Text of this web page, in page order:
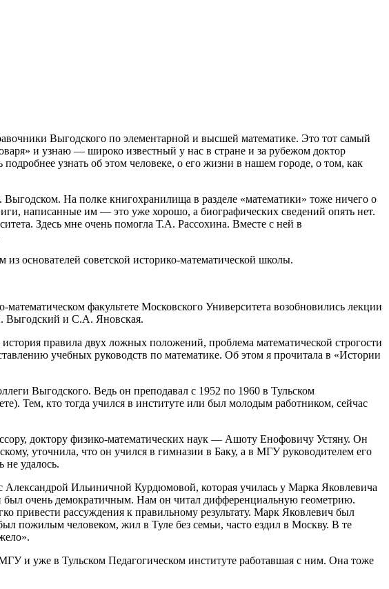
Выгодского по элементарной и высшей математике. Это тот самый
и узнаю — широко известный у нас в стране и за рубежом доктор
узнать об этом человеке, о его жизни в нашем городе, о том, как
На полке книгохранилища в разделе «математики» тоже ничего о
написанные им — это уже хорошо, а биографических сведений опять нет.
Здесь мне очень помогла Т.А. Рассохина. Вместе с ней в
основателей советской историко-математической школы.
факультете Московского Университета возобновились лекции
Выгодский и С.А. Яновская.
правила двух ложных положений, проблема математической строгости
учебных руководств по математике. Об этом я прочитала в «Истории
Выгодского. Ведь он преподавал с 1952 по 1960 в Тульском
Тем, кто тогда учился в институте или был молодым работником, сейчас
доктору физико-математических наук — Ашоту Енофовичу Устяну. Он
уточнила, что он учился в гимназии в Баку, а в МГУ руководителем его
удалось.
Александрой Ильиничной Курдюмовой, которая училась у Марка Яковлевича
был очень демократичным. Нам он читал дифференциальную геометрию.
привести рассуждения к правильному результату. Марк Яковлевич был
пожилым человеком, жил в Туле без семьи, часто ездил в Москву. В те
и уже в Тульском Педагогическом институте работавшая с ним. Она тоже